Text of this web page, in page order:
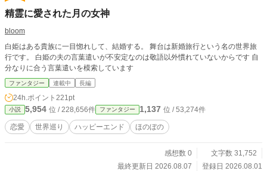
精霊に愛された月の女神
bloom
白姫はある貴族に一目惚れして、結婚する。 舞台は新婚旅行という名の世界旅
行です。 白姫の夫の言葉遣いが不安定なのは敬語以外慣れていないからです 自
分なりに合う言葉遣いを模索しています
ファンタジー 連載中 長編
24h.ポイント 221pt
小説 5,954 位 / 228,656件 ファンタジー 1,137 位 / 53,274件
恋愛 世界巡り ハッピーエンド ほのぼの
感想数 0
文字数 31,752
最終更新日 2026.08.07
登録日 2026.08.01